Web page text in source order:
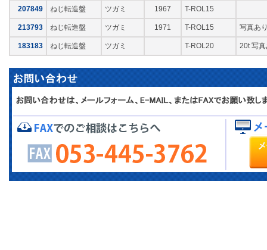
207849 ねじ転造盤 ツガミ 1967 T-ROL15
213793 ねじ転造盤 ツガミ 1971 T-ROL15 写真あ
183183 ねじ転造盤 ツガミ T-ROL20 20t 写